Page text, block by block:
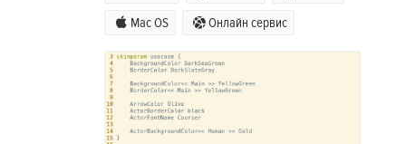
Mac OS Онлайн сервис